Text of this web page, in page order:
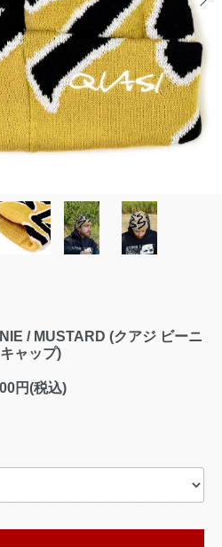
/ MUSTARD (クアジ ビーニ
ャップ)
円(税込)